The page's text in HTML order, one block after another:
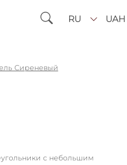
RU UAH
Сиреневый
с небольшим